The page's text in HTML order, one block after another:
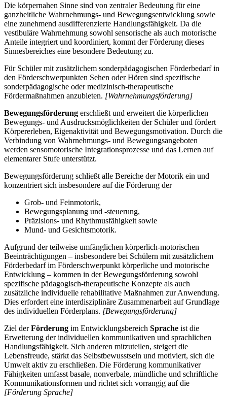
Die körpernahen Sinne sind von zentraler Bedeutung für eine
ganzheitliche Wahrnehmungs- und Bewegungsentwicklung sowie
eine zunehmend ausdifferenzierte Handlungsfähigkeit. Da die
vestibuläre Wahrnehmung sowohl sensorische als auch motorische
Anteile integriert und koordiniert, kommt der Förderung dieses
Sinnesbereiches eine besondere Bedeutung zu.
Für Schüler mit zusätzlichem sonderpädagogischen Förderbedarf in
den Förderschwerpunkten Sehen oder Hören sind spezifische
sonderpädagogische oder medizinisch-therapeutische
Fördermaßnahmen anzubieten. [Wahrnehmungsförderung]
Bewegungsförderung erschließt und erweitert die körperlichen
Bewegungs- und Ausdrucksmöglichkeiten der Schüler und fördert
Körpererleben, Eigenaktivität und Bewegungsmotivation. Durch die
Verbindung von Wahrnehmungs- und Bewegungsangeboten
werden sensomotorische Integrationsprozesse und das Lernen auf
elementarer Stufe unterstützt.
Bewegungsförderung schließt alle Bereiche der Motorik ein und
konzentriert sich insbesondere auf die Förderung der
Grob- und Feinmotorik,
Bewegungsplanung und -steuerung,
Präzisions- und Rhythmusfähigkeit sowie
Mund- und Gesichtsmotorik.
Aufgrund der teilweise umfänglichen körperlich-motorischen
Beeinträchtigungen – insbesondere bei Schülern mit zusätzlichem
Förderbedarf im Förderschwerpunkt körperliche und motorische
Entwicklung – kommen in der Bewegungsförderung sowohl
spezifische pädagogisch-therapeutische Konzepte als auch
zusätzliche individuelle rehabilitative Maßnahmen zur Anwendung.
Dies erfordert eine interdisziplinäre Zusammenarbeit auf Grundlage
des individuellen Förderplans. [Bewegungsförderung]
Ziel derFörderung im Entwicklungsbereich Sprache ist die
Erweiterung der individuellen kommunikativen und sprachlichen
Handlungsfähigkeit. Sich anderen mitzuteilen, steigert die
Lebensfreude, stärkt das Selbstbewusstsein und motiviert, sich die
Umwelt aktiv zu erschließen. Die Förderung kommunikativer
Fähigkeiten umfasst basale, nonverbale, mündliche und schriftliche
Kommunikationsformen und richtet sich vorrangig auf die
[Förderung Sprache]